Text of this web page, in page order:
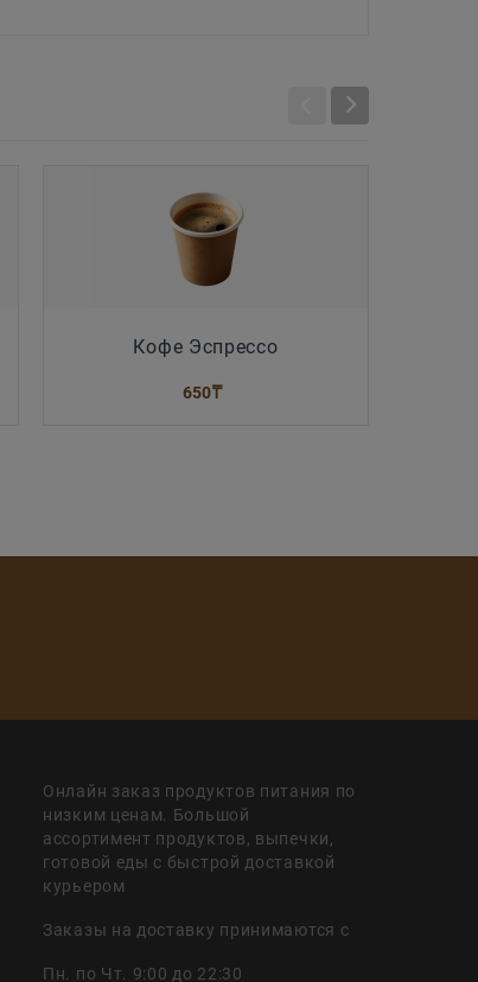
Кофе Эспрессо
650₸
Онлайн заказ продуктов питания по
низким ценам. Большой
ассортимент продуктов, выпечки,
готовой еды с быстрой доставкой
курьером
Заказы на доставку принимаются с
Пн. по Чт. 9:00 до 22:30